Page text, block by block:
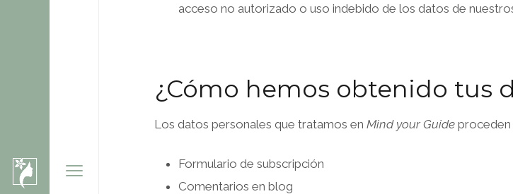
acceso no autorizado o uso indebido de los datos de
¿Cómo hemos obtenido tus
Los datos personales que tratamos en Mind your Guide proceden
Formulario de subscripción
Comentarios en blog